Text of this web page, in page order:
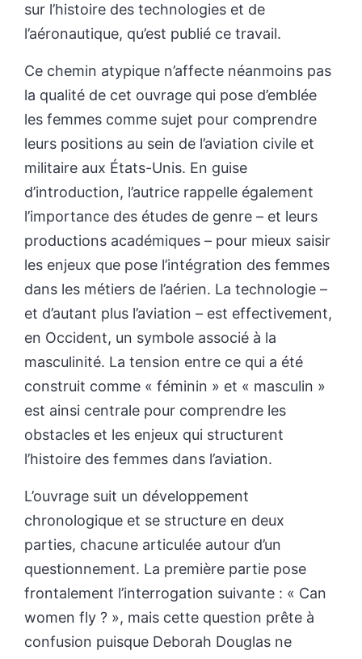
sur l’histoire des technologies et de
l’aéronautique, qu’est publié ce travail.
Ce chemin atypique n’affecte néanmoins pas
la qualité de cet ouvrage qui pose d’emblée
les femmes comme sujet pour comprendre
leurs positions au sein de l’aviation civile et
militaire aux États-Unis. En guise
d’introduction, l’autrice rappelle également
l’importance des études de genre – et leurs
productions académiques – pour mieux saisir
les enjeux que pose l’intégration des femmes
dans les métiers de l’aérien. La technologie –
et d’autant plus l’aviation – est effectivement,
en Occident, un symbole associé à la
masculinité. La tension entre ce qui a été
construit comme « féminin » et « masculin »
est ainsi centrale pour comprendre les
obstacles et les enjeux qui structurent
l’histoire des femmes dans l’aviation.
L’ouvrage suit un développement
chronologique et se structure en deux
parties, chacune articulée autour d’un
questionnement. La première partie pose
frontalement l’interrogation suivante : « Can
women fly ? », mais cette question prête à
confusion puisque Deborah Douglas ne